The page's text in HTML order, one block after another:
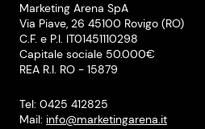
Marketing Arena SpA
Via Piave, 26 45100 Rovigo (RO)
C.F. e P.I. IT01451110298
Capitale sociale 50.000€
REA R.I. RO - 15879
Tel: 0425 412825
Mail: info@marketingarena.it